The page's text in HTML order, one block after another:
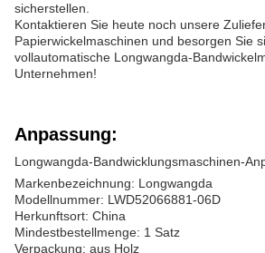
sicherstellen.
Kontaktieren Sie heute noch unsere
Papierwickelmaschinen und besorgen Sie
vollautomatische Longwangda-
Unternehmen!
Anpassung:
Longwangda-Bandwicklungsmaschinen-
Markenbezeichnung: Longwangda
Modellnummer: LWD52066881-06D
Herkunftsort: China
Mindestbestellmenge: 1 Satz
Verpackung: aus Holz